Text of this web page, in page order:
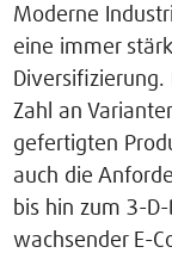
Moderne
eine immer
Diversifizierung.
Zahl an
gefertigten
auch die
bis hin zum 3-
wachsender E-